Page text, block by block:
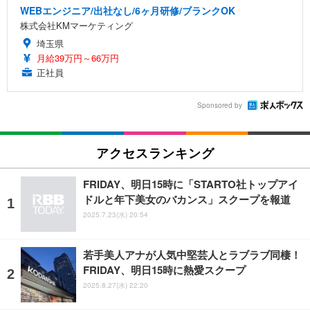
WEBエンジニア/出社なし/6ヶ月研修/ブランクOK
株式会社KMマーケティング
埼玉県
月給39万円～66万円
正社員
Sponsored by
アクセスランキング
FRIDAY、明日15時に「STARTO社トップアイ
ドルと年下美女のバカンス」スクープを報道
2025.7.23(水) 20:54
若手美人アナが人気中堅芸人とラブラブ同棲！
FRIDAY、明日15時に熱愛スクープ
2025.8.27(水) 22:20